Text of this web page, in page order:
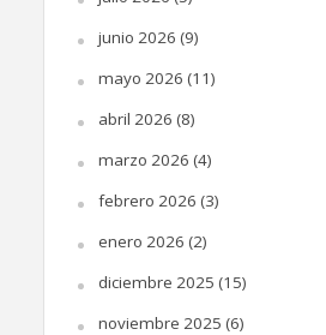
junio 2026 (9)
mayo 2026 (11)
abril 2026 (8)
marzo 2026 (4)
febrero 2026 (3)
enero 2026 (2)
diciembre 2025 (15)
noviembre 2025 (6)